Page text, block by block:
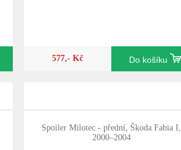
577,- Kč Do košíku
Spoiler Milotec - přední, Škoda Fabia I,
2000–2004